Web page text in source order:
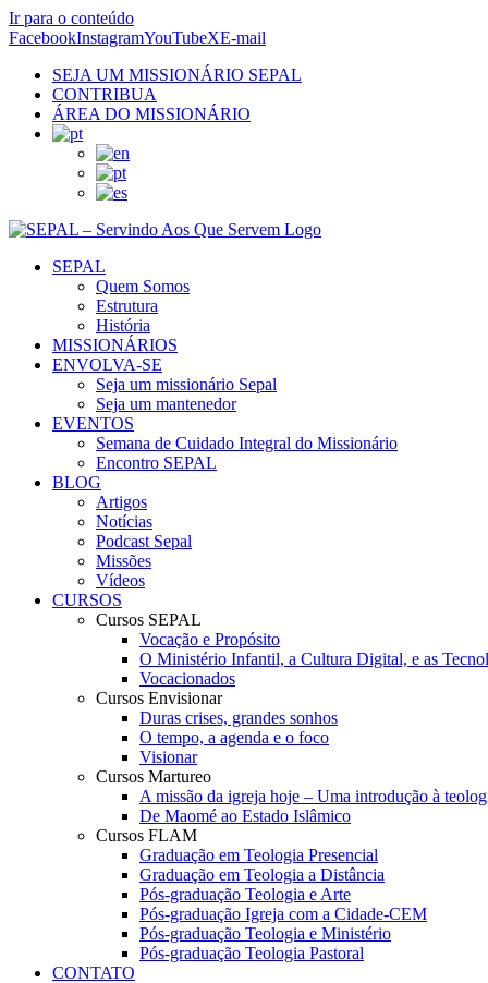
Ir para o conteúdo
FacebookInstagramYouTubeXE-mail
SEJA UM MISSIONÁRIO SEPAL
CONTRIBUA
ÁREA DO MISSIONÁRIO
SEPAL
Quem Somos
Estrutura
História
MISSIONÁRIOS
ENVOLVA-SE
Seja um missionário Sepal
Seja um mantenedor
EVENTOS
Semana de Cuidado Integral do Missionário
Encontro SEPAL
BLOG
Artigos
Notícias
Podcast Sepal
Missões
Vídeos
CURSOS
Cursos SEPAL
Vocação e Propósito
O Ministério Infantil, a Cultura Digital, e as
Vocacionados
Cursos Envisionar
Duras crises, grandes sonhos
O tempo, a agenda e o foco
Visionar
Cursos Martureo
A missão da igreja hoje – Uma introdução à
De Maomé ao Estado Islâmico
Cursos FLAM
Graduação em Teologia Presencial
Graduação em Teologia a Distância
Pós-graduação Teologia e Arte
Pós-graduação Igreja com a Cidade-CEM
Pós-graduação Teologia e Ministério
Pós-graduação Teologia Pastoral
CONTATO